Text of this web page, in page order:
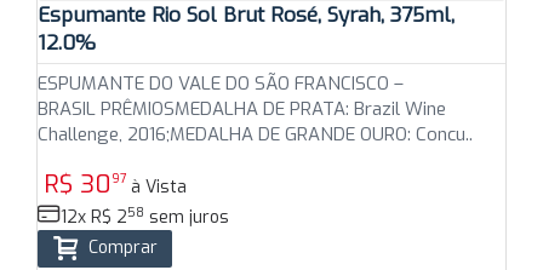
Espumante Rio Sol Brut Rosé, Syrah, 375ml,
12.0%
ESPUMANTE DO VALE DO SÃO FRANCISCO –
BRASIL PRÊMIOSMEDALHA DE PRATA: Brazil Wine
Challenge, 2016;MEDALHA DE GRANDE OURO: Concu..
R$ 30 97 à Vista
12x R$ 258 sem juros
Comprar